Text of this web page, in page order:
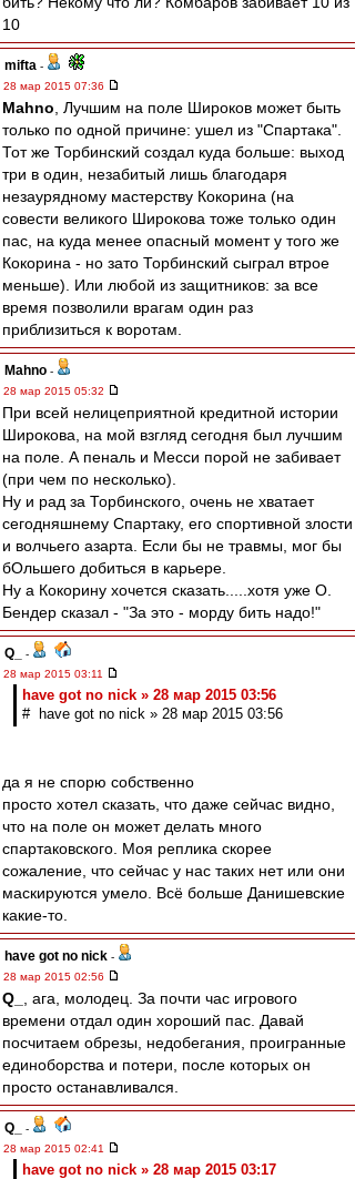
10
mifta -
28 мар 2015 07:36
Mahno , Лучшим на поле Широков может быть
только по одной причине: ушел из "Спартака".
Тот же Торбинский создал куда больше: выход
три в один, незабитый лишь благодаря
незаурядному мастерству Кокорина (на
совести великого Широкова тоже только один
пас, на куда менее опасный момент у того же
Кокорина - но зато Торбинский сыграл втрое
меньше). Или любой из защитников: за все
время позволили врагам один раз
приблизиться к воротам.
Mahno -
28 мар 2015 05:32
При всей нелицеприятной кредитной истории
Широкова, на мой взгляд сегодня был лучшим
на поле. А пеналь и Месси порой не забивает
(при чем по несколько).
Ну и рад за Торбинского, очень не хватает
сегодняшнему Спартаку, его спортивной злости
и волчьего азарта. Если бы не травмы, мог бы
бОльшего добиться в карьере.
Ну а Кокорину хочется сказать.....хотя уже О.
Бендер сказал - "За это - морду бить надо!"
Q_
-
28 мар 2015 03:11
have got no nick » 28 мар 2015 03:56
# have got no nick » 28 мар 2015 03:56
да я не спорю собственно
просто хотел сказать, что даже сейчас видно,
что на поле он может делать много
спартаковского. Моя реплика скорее
сожаление, что сейчас у нас таких нет или они
маскируются умело. Всё больше Данишевские
какие-то.
have got no nick -
28 мар 2015 02:56
Q_
, ага, молодец. За почти час игрового
времени отдал один хороший пас. Давай
посчитаем обрезы, недобегания, проигранные
единоборства и потери, после которых он
просто останавливался.
Q_
-
28 мар 2015 02:41
have got no nick » 28 мар 2015 03:17